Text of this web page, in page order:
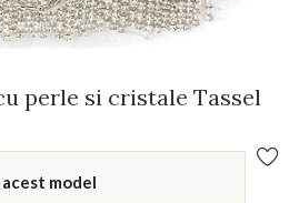
perle si cristale Tassel
model